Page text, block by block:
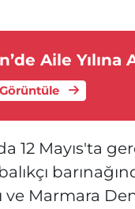
Aile
12 Mayıs'ta
ve Marmara